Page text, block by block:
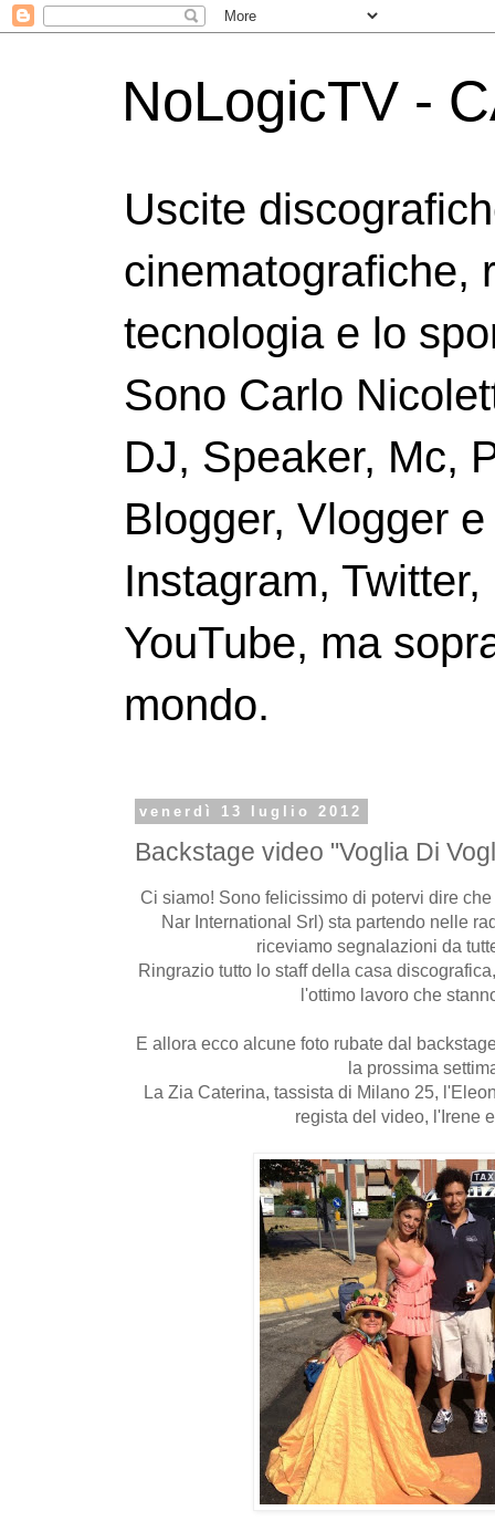
NoLogicTV -
Uscite
cinematografiche,
tecnologia e lo
Sono Carlo
DJ, Speaker, Mc,
Blogger, Vlogger
Instagram,
YouTube, ma
mondo.
venerdì 13 luglio 2012
Backstage video "Voglia Di
Ci siamo! Sono felicissimo di potervi dire
Nar International Srl) sta partendo nelle
riceviamo segnalazioni da
Ringrazio tutto lo staff della casa
l'ottimo lavoro che
E allora ecco alcune foto rubate dal
la prossima
La Zia Caterina, tassista di Milano 25,
regista del video, l'Irene